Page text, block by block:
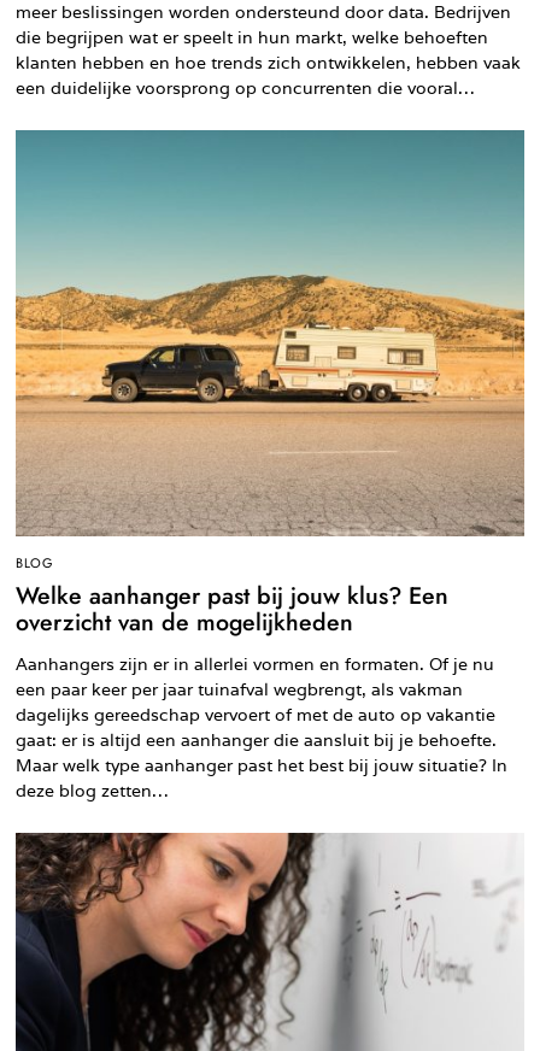
meer beslissingen worden ondersteund door data. Bedrijven
die begrijpen wat er speelt in hun markt, welke behoeften
klanten hebben en hoe trends zich ontwikkelen, hebben vaak
een duidelijke voorsprong op concurrenten die vooral…
BLOG
Welke aanhanger past bij jouw klus? Een
overzicht van de mogelijkheden
Aanhangers zijn er in allerlei vormen en formaten. Of je nu
een paar keer per jaar tuinafval wegbrengt, als vakman
dagelijks gereedschap vervoert of met de auto op vakantie
gaat: er is altijd een aanhanger die aansluit bij je behoefte.
Maar welk type aanhanger past het best bij jouw situatie? In
deze blog zetten…